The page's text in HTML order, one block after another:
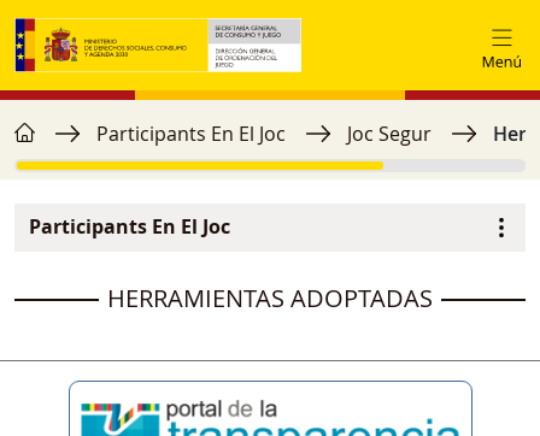
Vés al contingut
Fil d'ariadna
home Participants En El Joc Joc Segur
Participants En El Joc
HERRAMIENTAS ADOPTADAS